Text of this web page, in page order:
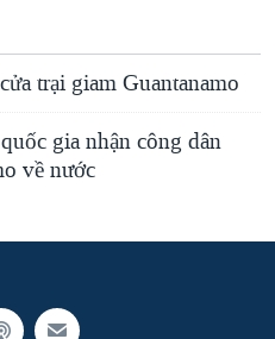
trại giam Guantanamo
gia nhận công dân
về nước